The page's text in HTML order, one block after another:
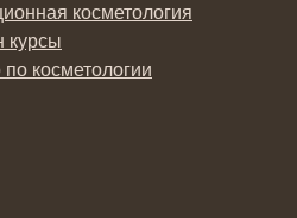
косметология
курсы
косметологии